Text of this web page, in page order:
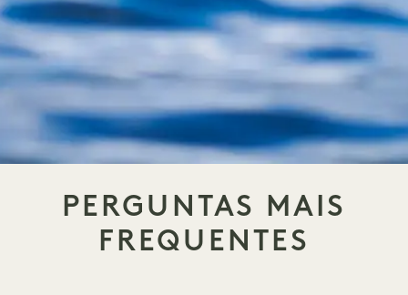
PERGUNTAS MAIS
FREQUENTES